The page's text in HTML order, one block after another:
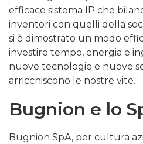
efficace sistema IP che
inventori con quelli della
si è dimostrato un modo
investire tempo, energia e
nuove tecnologie e nuove
arricchiscono le nostre vite.
Bugnion e lo
Bugnion SpA, per cultura